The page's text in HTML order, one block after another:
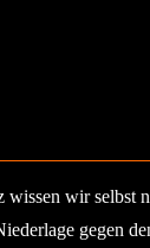
wir selbst
gegen